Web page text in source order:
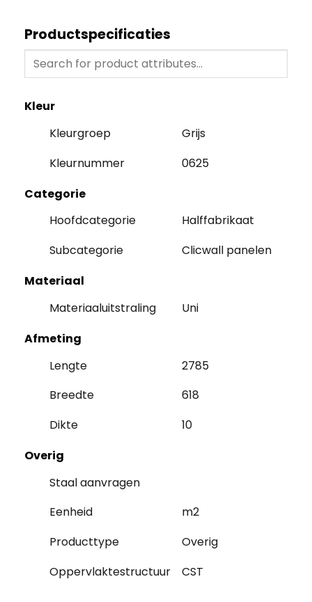
Productspecificaties
Kleur
Kleurgroep
Grijs
Kleurnummer
0625
Categorie
Hoofdcategorie
Halffabrikaat
Subcategorie
Clicwall panelen
Materiaal
Materiaaluitstraling
Uni
Afmeting
Lengte
2785
Breedte
618
Dikte
10
Overig
Staal aanvragen
Eenheid
m2
Producttype
Overig
Oppervlaktestructuur
CST